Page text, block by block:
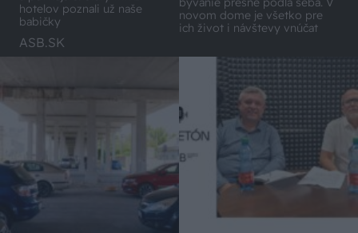
hotelov poznali už naše
babičky
novom dome je všetko pre
ich život i návštevy vnúčat
ASB.SK